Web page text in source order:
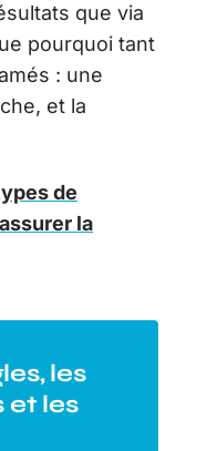
que via
pourquoi tant
: une
et la
de
la
les
et les